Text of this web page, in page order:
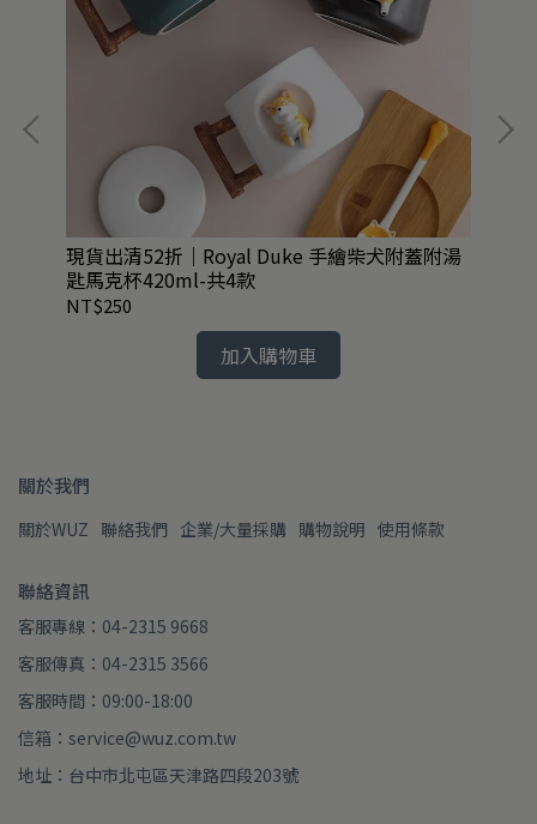
現貨出清52折｜Royal Duke 手繪柴犬附蓋附湯
匙馬克杯420ml-共4款
NT$250
加入購物車
關於我們
關於WUZ 聯絡我們 企業/大量採購 購物說明 使用條款
聯絡資訊
客服專線：04-2315 9668
客服傳真：04-2315 3566
客服時間：09:00-18:00
信箱：service@wuz.com.tw
地址：台中市北屯區天津路四段203號